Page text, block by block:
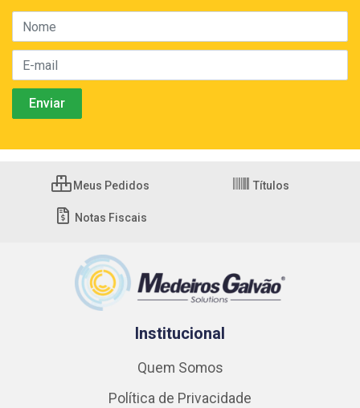
Meus Pedidos Títulos
Notas Fiscais
Institucional
Quem Somos
Política de Privacidade